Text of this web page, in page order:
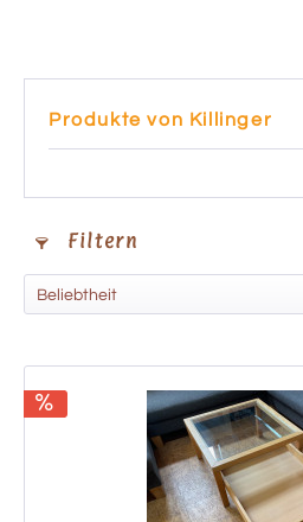
Produkte von Killinger
Filtern